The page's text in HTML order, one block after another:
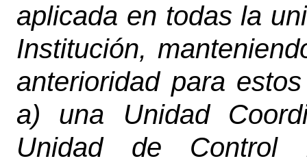
aplicada en todas la
Institución,
anterioridad para
a) una Unidad
Unidad de Control